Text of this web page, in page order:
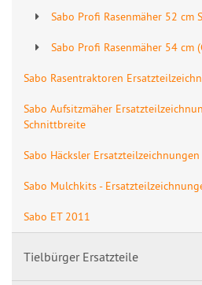
Sabo Profi Rasenmäher 52 cm
Sabo Profi Rasenmäher 54 cm
Sabo Rasentraktoren
Sabo Aufsitzmäher
Schnittbreite
Sabo Häcksler Ersatzteilzeichnungen
Sabo Mulchkits -
Sabo ET 2011
Tielbürger Ersatzteile